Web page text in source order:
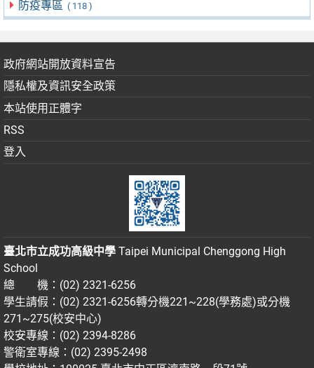
防疫專區 ( 118 )
政府網站開放資料宣告
隱私權及資訊安全政策
本站使用正體字
RSS
登入
臺北市立成功高級中學 Taipei Municipal Chenggong High
School
總 機：(02) 2321-6256
學生請假：(02) 2321-6256轉分機221~228(學務處)或分機
271~275(校安中心)
校安專線：(02) 2394-8286
警衛室專線：(02) 2395-2498